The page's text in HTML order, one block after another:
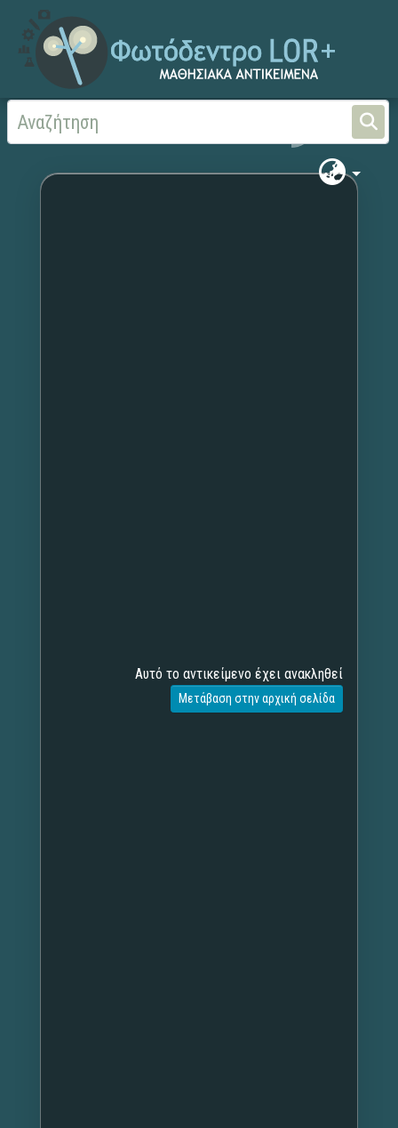
Αρχική Χωρίς τίτλο
Αυτό το αντικείμενο έχει ανακληθεί
Μετάβαση στην αρχική σελίδα